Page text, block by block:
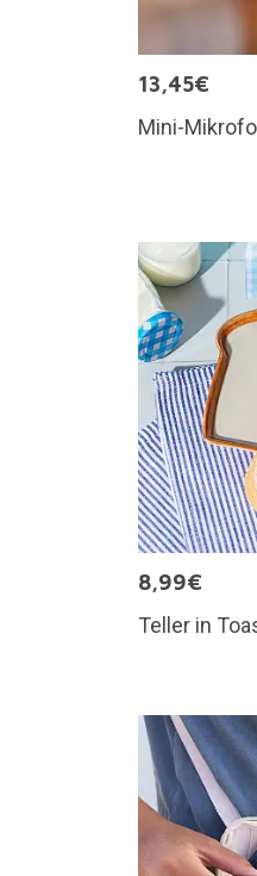
13,45€
Mini-
8,99€
Teller in